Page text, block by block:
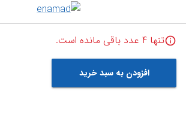
تنها 4 عدد باقی مانده است.
افزودن به سبد خرید